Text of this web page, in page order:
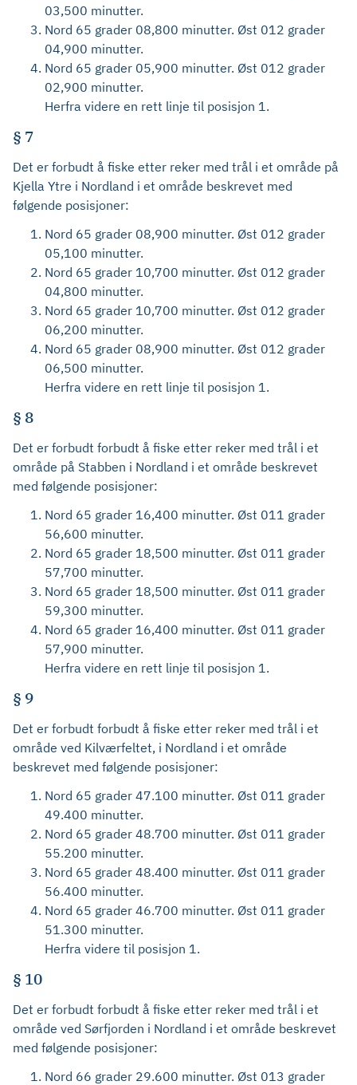
03,500 minutter.
Nord 65 grader 08,800 minutter. Øst 012 grader
04,900 minutter.
Nord 65 grader 05,900 minutter. Øst 012 grader
02,900 minutter.
Herfra videre en rett linje til posisjon 1.
§ 7
Det er forbudt å fiske etter reker med trål i et område på
Kjella Ytre i Nordland i et område beskrevet med
følgende posisjoner:
Nord 65 grader 08,900 minutter. Øst 012 grader
05,100 minutter.
Nord 65 grader 10,700 minutter. Øst 012 grader
04,800 minutter.
Nord 65 grader 10,700 minutter. Øst 012 grader
06,200 minutter.
Nord 65 grader 08,900 minutter. Øst 012 grader
06,500 minutter.
Herfra videre en rett linje til posisjon 1.
§ 8
Det er forbudt forbudt å fiske etter reker med trål i et
område på Stabben i Nordland i et område beskrevet
med følgende posisjoner:
Nord 65 grader 16,400 minutter. Øst 011 grader
56,600 minutter.
Nord 65 grader 18,500 minutter. Øst 011 grader
57,700 minutter.
Nord 65 grader 18,500 minutter. Øst 011 grader
59,300 minutter.
Nord 65 grader 16,400 minutter. Øst 011 grader
57,900 minutter.
Herfra videre en rett linje til posisjon 1.
§ 9
Det er forbudt forbudt å fiske etter reker med trål i et
område ved Kilværfeltet, i Nordland i et område
beskrevet med følgende posisjoner:
Nord 65 grader 47.100 minutter. Øst 011 grader
49.400 minutter.
Nord 65 grader 48.700 minutter. Øst 011 grader
55.200 minutter.
Nord 65 grader 48.400 minutter. Øst 011 grader
56.400 minutter.
Nord 65 grader 46.700 minutter. Øst 011 grader
51.300 minutter.
Herfra videre til posisjon 1.
§ 10
Det er forbudt forbudt å fiske etter reker med trål i et
område ved Sørfjorden i Nordland i et område beskrevet
med følgende posisjoner:
Nord 66 grader 29.600 minutter. Øst 013 grader